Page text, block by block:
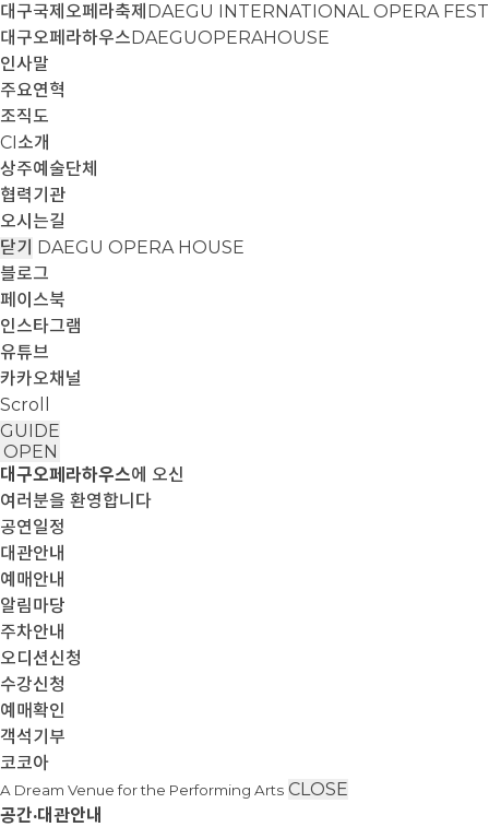
대구국제오페라축제 DAEGU INTERNATIONAL OPERA
대구오페라하우스DAEGUOPERAHOUSE
인사말
주요연혁
조직도
CI소개
상주예술단체
협력기관
오시는길
닫기 DAEGU OPERA HOUSE
블로그
페이스북
인스타그램
유튜브
카카오채널
Scroll
GUIDE
OPEN
대구오페라하우스에 오신
여러분을 환영합니다
공연일정
대관안내
예매안내
알림마당
주차안내
오디션신청
수강신청
예매확인
객석기부
코코아
A Dream Venue for the Performing Arts CLOSE
공간·대관안내